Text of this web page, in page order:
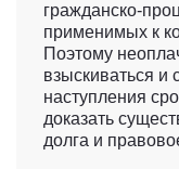
гражданско-
применимых к
Поэтому
взыскиваться и
наступления
доказать
долга и